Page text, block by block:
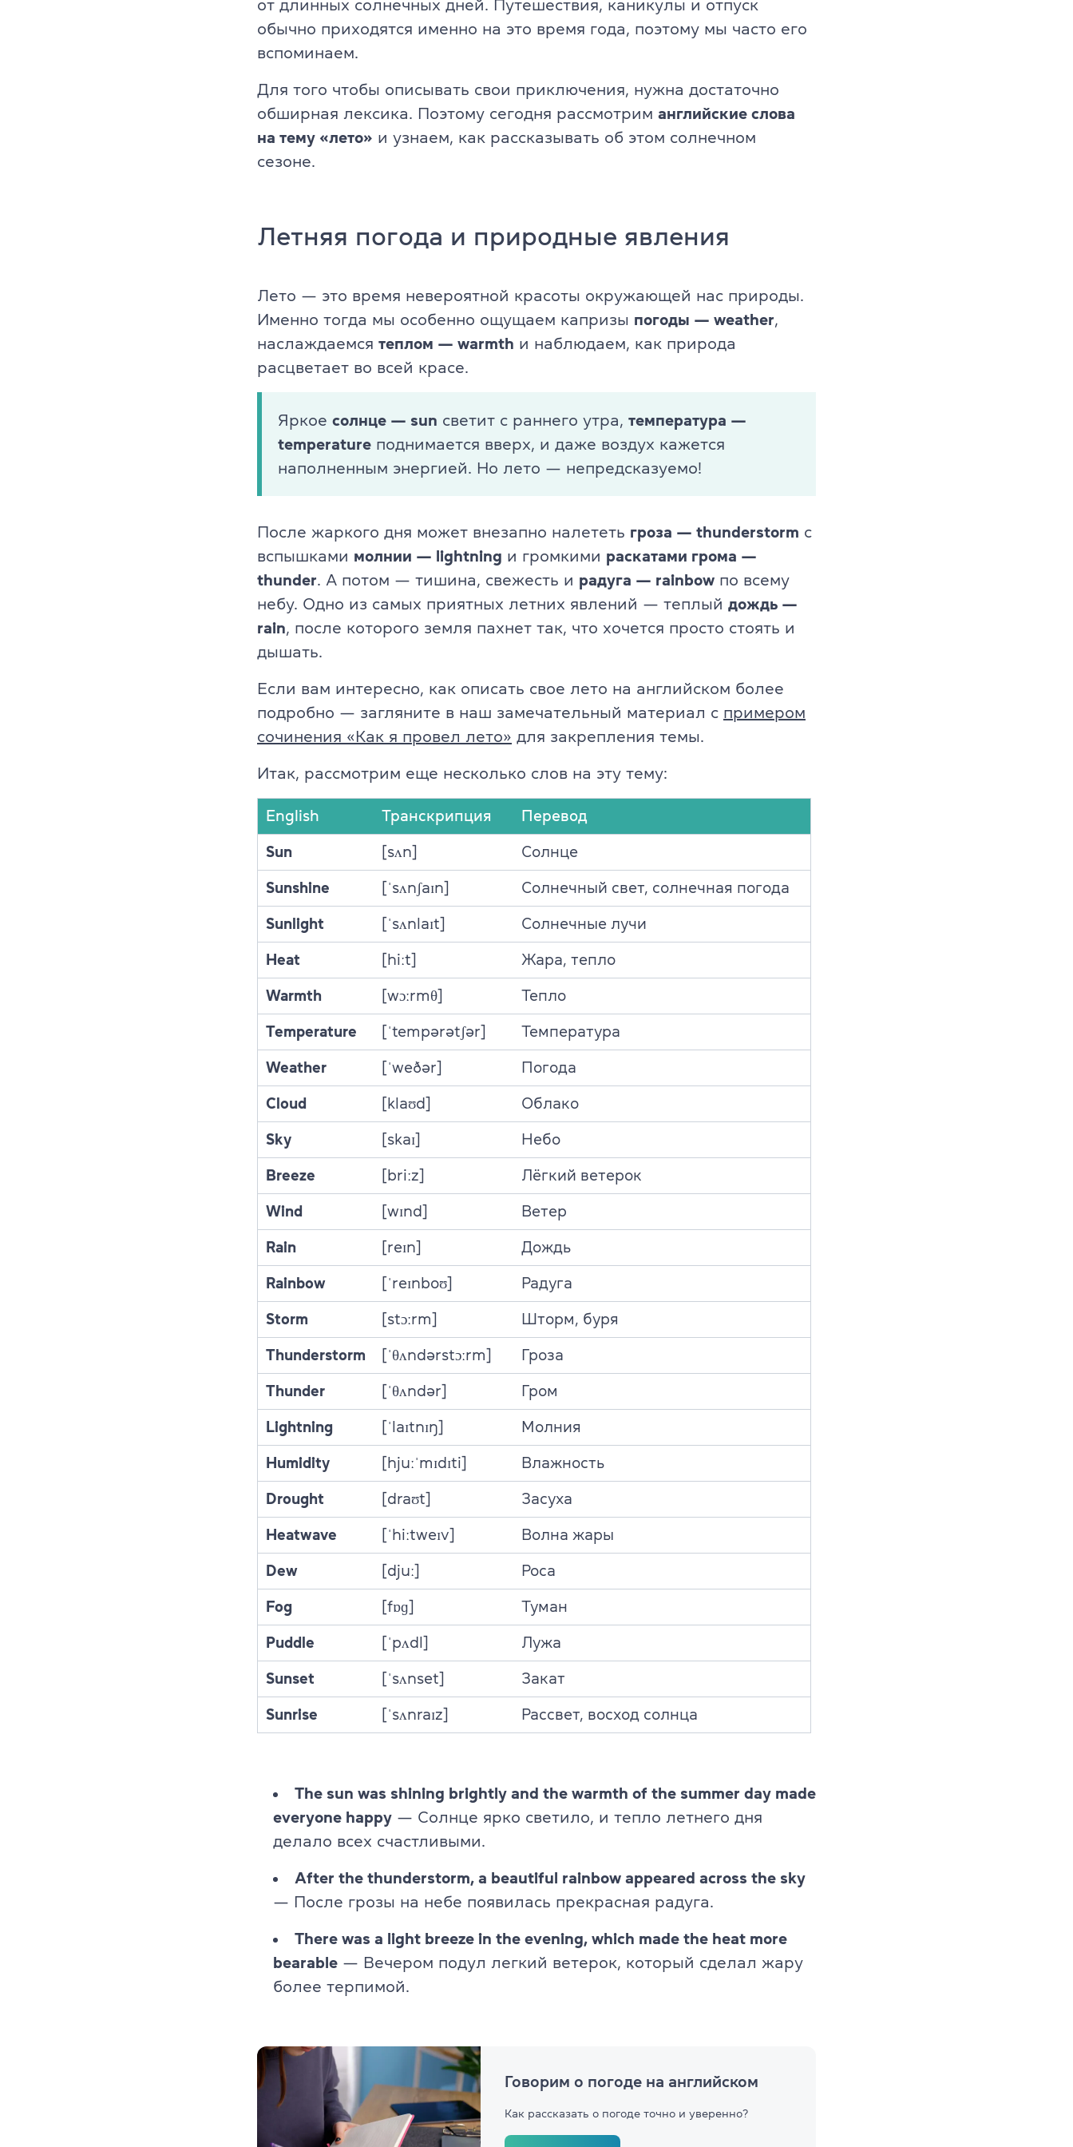
Платформа Grade University
НМТ
TKT (для преподавателей)
Cambridge English
Linguaskill
IELTS
Партнерская программа
Курсы английского языка
Преподаватели
Блог
Партнеры
Английский для детей 11-12 лет
Летний экспресс-курс для детей 11-12 лет
Все модули DELTA
DELTA Module 3
TKT Module 1
Экзамены Cambridge English
A2 Key (KET) + for Schools
B1 Preliminary (PET) + for Schools
B2 First (FCE) + for Schools
C2 Proficiency (CPE)
TKT Modules 1, 2, 3, YL, CLIL
DELTA Module 1
Условия регистрации
Экзамены в Польше
Пробный тест IELTS
Подготовка к TOEFL
Пробный тест TOEFL
Об экзамене TOEFL
от длинных солнечных дней. Путешествия, каникулы и отпуск
обычно приходятся именно на это время года, поэтому мы часто его
вспоминаем.
Для того чтобы описывать свои приключения, нужна достаточно
обширная лексика. Поэтому сегодня рассмотрим английские слова
на тему «лето» и узнаем, как рассказывать об этом солнечном
сезоне.
Летняя погода и природные явления
Лето — это время невероятной красоты окружающей нас природы.
Именно тогда мы особенно ощущаем капризы погоды — weather,
наслаждаемся теплом — warmth и наблюдаем, как природа
расцветает во всей красе.
Яркое солнце — sun светит с раннего утра, температура —
temperature поднимается вверх, и даже воздух кажется
наполненным энергией. Но лето — непредсказуемо!
После жаркого дня может внезапно налететь гроза — thunderstorm с
вспышками молнии — lightning и громкими раскатами грома —
thunder. А потом — тишина, свежесть и радуга — rainbow по всему
небу. Одно из самых приятных летних явлений — теплый дождь —
rain, после которого земля пахнет так, что хочется просто стоять и
дышать.
Если вам интересно, как описать свое лето на английском более
подробно — загляните в наш замечательный материал с примером
сочинения «Как я провел лето» для закрепления темы.
Итак, рассмотрим еще несколько слов на эту тему:
English Транскрипция Перевод
Sun [sʌn] Солнце
Sunshine [ˈsʌnʃaɪn] Солнечный свет, солнечная погода
Sunlight [ˈsʌnlaɪt] Солнечные лучи
Heat [hiːt] Жара, тепло
Warmth [wɔːrmθ] Тепло
Temperature [ˈtempərətʃər] Температура
Weather [ˈweðər] Погода
Cloud [klaʊd] Облако
Sky [skaɪ] Небо
Breeze [briːz] Лёгкий ветерок
Wind [wɪnd] Ветер
Rain [reɪn] Дождь
Rainbow [ˈreɪnboʊ] Радуга
Storm [stɔːrm] Шторм, буря
Thunderstorm [ˈθʌndərstɔːrm] Гроза
Thunder [ˈθʌndər] Гром
Lightning [ˈlaɪtnɪŋ] Молния
Humidity [hjuːˈmɪdɪti] Влажность
Drought [draʊt] Засуха
Heatwave [ˈhiːtweɪv] Волна жары
Dew [djuː] Роса
Fog [fɒɡ] Туман
Puddle [ˈpʌdl] Лужа
Sunset [ˈsʌnset] Закат
Sunrise [ˈsʌnraɪz] Рассвет, восход солнца
The sun was shining brightly and the warmth of the summer day made
everyone happy — Солнце ярко светило, и тепло летнего дня
делало всех счастливыми.
After the thunderstorm, a beautiful rainbow appeared across the sky
— После грозы на небе появилась прекрасная радуга.
There was a light breeze in the evening, which made the heat more
bearable — Вечером подул легкий ветерок, который сделал жару
более терпимой.
Говорим о погоде на английском
Как рассказать о погоде точно и уверенно?